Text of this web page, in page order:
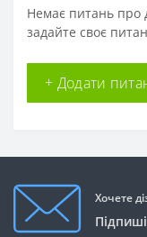
Немає питань про
задайте своє
+ Додати
Хочете